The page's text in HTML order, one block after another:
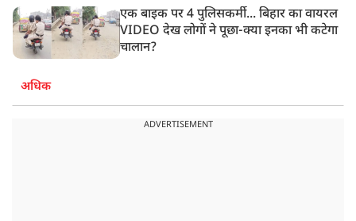
एक बाइक पर 4 पुलिसकर्मी... बिहार का वायरल
VIDEO देख लोगों ने पूछा-क्या इनका भी कटेगा
चालान?
अधिक
ADVERTISEMENT